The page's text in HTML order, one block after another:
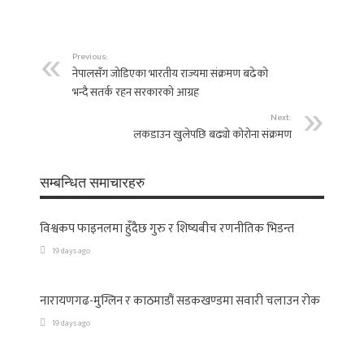
Previous:
नेपालसँग जोडिएका भारतीय राज्यमा संक्रमण बढेको
भन्दै सतर्क रहन सरकारको आग्रह
Next:
लकडाउन खुलेपछि बढ्यो कोरोना संक्रमण
सम्बन्धित समाचारहरु
विश्वकप फाइनलमा हुँदैछ गुरु र शिष्यबीच रणनीतिक भिडन्त
19 days ago
नारायणगढ-मुग्लिन र काठमाडौं सडकखण्डमा सवारी चलाउन रोक
19 days ago